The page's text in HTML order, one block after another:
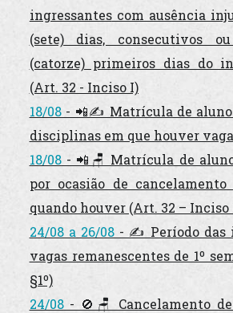
ingressantescom ausência
(sete) dias, consecutivos
(catorze) primeiros dias do
(Art. 32 - Inciso I)
18/08- 📲✍️ Matrícula de
disciplinas em que houver
18/08- 📲🪑 Matrícula de
por ocasião de
quando houver (Art. 32 – Inciso
24/08 a 26/08- ✍️ Período das
vagas remanescentes de 1º
§1º)
24/08- 🚫🪑 Cancelamento